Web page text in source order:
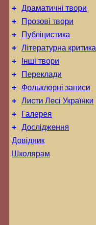
+ Драматичні твори
+ Прозові твори
+ Публіцистика
+ Літературна критика
+ Інші твори
+ Переклади
+ Фольклорні записи
+ Листи Лесі Українки
+ Галерея
+ Дослідження
Довідник
Школярам